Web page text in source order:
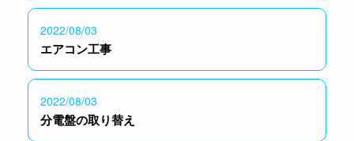
2022/08/03
エアコン工事
2022/08/03
分電盤の取り替え